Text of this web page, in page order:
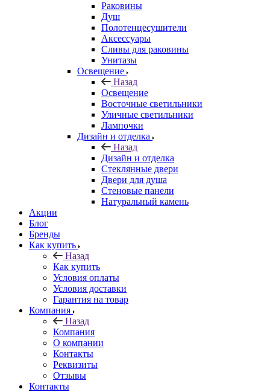
Раковины
Душ
Полотенцесушители
Аксессуары
Сливы для раковины
Унитазы
Освещение
Назад
Освещение
Восточные светильники
Уличные светильники
Лампочки
Дизайн и отделка
Назад
Дизайн и отделка
Стеклянные двери
Двери для душа
Стеновые панели
Натуральный камень
Акции
Блог
Бренды
Как купить
Назад
Как купить
Условия оплаты
Условия доставки
Гарантия на товар
Компания
Назад
Компания
О компании
Контакты
Реквизиты
Отзывы
Контакты